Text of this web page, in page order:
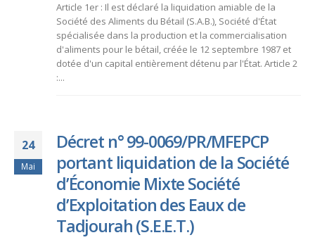
Article 1er : Il est déclaré la liquidation amiable de la
Société des Aliments du Bétail (S.A.B.), Société d'État
spécialisée dans la production et la commercialisation
d'aliments pour le bétail, créée le 12 septembre 1987 et
dotée d'un capital entièrement détenu par l'État. Article 2
:...
24
Mai
Décret n° 99-0069/PR/MFEPCP
portant liquidation de la Société
d’Économie Mixte Société
d’Exploitation des Eaux de
Tadjourah (S.E.E.T.)